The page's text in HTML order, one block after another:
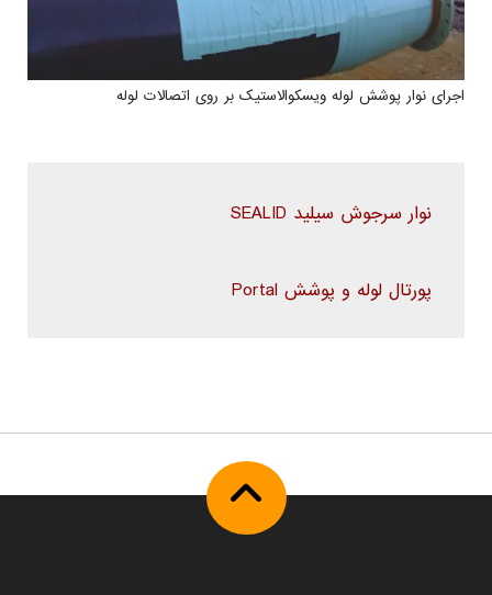
اجرای نوار پوشش لوله ویسکوالاستیک بر روی اتصالات لوله
نوار سرجوش سیلید SEALID
پورتال لوله و پوشش Portal